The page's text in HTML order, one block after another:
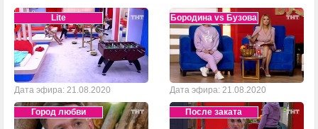
Lite
Дата эфира: 21.08.2020
Бородина vs Бузова
Дата эфира: 21.08.2020
Город любви После заката